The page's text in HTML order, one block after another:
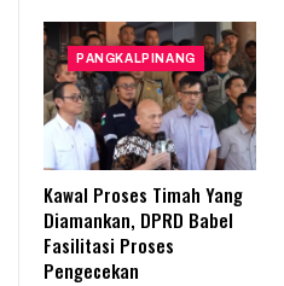
PANGKALPINANG
Kawal Proses Timah Yang
Diamankan, DPRD Babel
Fasilitasi Proses
Pengecekan